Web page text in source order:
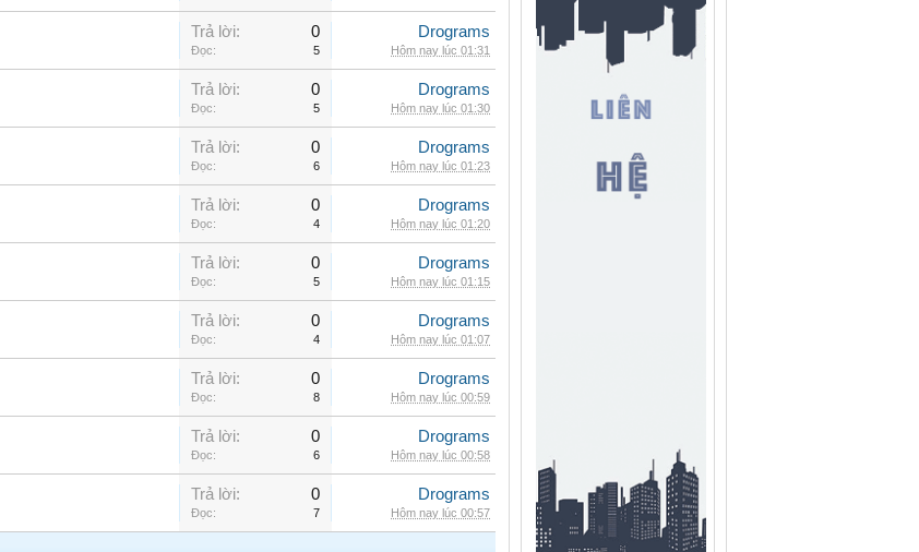
Trả lời: 0
Đọc: 5
Drograms
Hôm nay lúc 01:31
Trả lời: 0
Đọc: 5
Drograms
Hôm nay lúc 01:30
Trả lời: 0
Đọc: 6
Drograms
Hôm nay lúc 01:23
Trả lời: 0
Đọc: 4
Drograms
Hôm nay lúc 01:20
Trả lời: 0
Đọc: 5
Drograms
Hôm nay lúc 01:15
Trả lời: 0
Đọc: 4
Drograms
Hôm nay lúc 01:07
Trả lời: 0
Đọc: 8
Drograms
Hôm nay lúc 00:59
Trả lời: 0
Đọc: 6
Drograms
Hôm nay lúc 00:58
Trả lời: 0
Đọc: 7
Drograms
Hôm nay lúc 00:57